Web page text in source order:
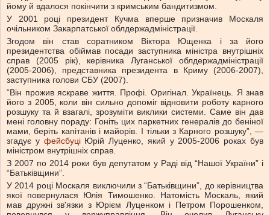
йому й вдалося покінчити з кримським бандитизмом.
У 2001 році президент Кучма вперше призначив Москаля
очільником Закарпатської облдержадміністрації.
Згодом він став соратником Віктора Ющенка і за його
президентства обіймав посади заступника міністра внутрішніх
справ (2005 рік), керівника Луганської облдержадміністрації
(2005-2006), представника президента в Криму (2006-2007),
заступника голови СБУ (2007).
“Він прожив яскраве життя. Профі. Оригінал. Українець. Я знав
його з 2005, коли він сильно допоміг відновити роботу карного
розшуку та й взагалі, зрозуміти виклики системи. Саме він дав
мені головну пораду: Гоніть цих паркетних генералів до беніної
мами, беріть капітанів і майорів. І тільки з Карного розшуку”, —
згадує у фейсбуціЮрій Луценко, який у 2005-2006 роках був
міністром внутрішніх справ.
З 2007 по 2014 роки був депутатом у Раді від “Нашої України” і
“Батьківщини”.
У 2014 році Москаля виключили з “Батьківщини”, до керівництва
якої повернулася Юлія Тимошенко. Натомість Москаль, який
мав дружні зв'язки з Юрієм Луценком і Петром Порошенком,